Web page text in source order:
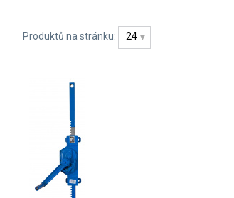
Produktů na stránku: 24